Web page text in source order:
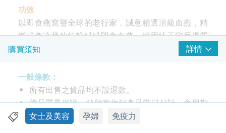
功效
以即食燕窩譽全球的老行家，誠意精選頂級血燕，精
燉成免冷藏的紅粉緋緋即食血燕，採用純正印尼優質
燕窩，百分百真材實料，健康天然零添加，即開即
食，方便簡易，含有豐富的表皮生長因子、細胞分裂
元素、唾液酸、膠原蛋白等，有助：
養顏抗衰老
提高記憶力
潤肺補元氣
購買須知 詳情
一般條款：
所有出售之貨品均不設退款。
貨品質量保證，於顧客收到產品當日起計，食用期
應最少有12個月或以上。
女士及美容 孕婦 免疫力